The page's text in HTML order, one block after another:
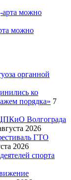
можно
органной
ко
порядка» 7
Волгограда
2026
ГТО
2026
спорта